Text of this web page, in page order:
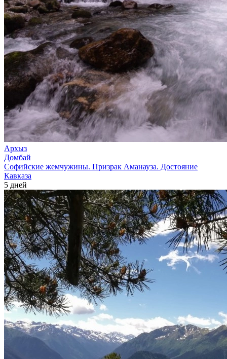
Архыз
Домбай
Софийские жемчужины. Призрак Аманауза. Достояние
Кавказа
5 дней